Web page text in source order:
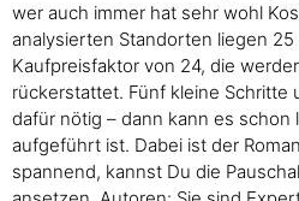
wer auch immer hat sehr wohl
analysierten Standorten liegen
Kaufpreisfaktor von 24, die
rückerstattet. Fünf kleine Schritte
dafür nötig – dann kann es
aufgeführt ist. Dabei ist der
spannend, kannst Du die